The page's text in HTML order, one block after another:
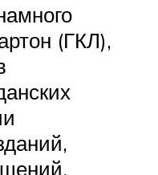
(ГКЛ),